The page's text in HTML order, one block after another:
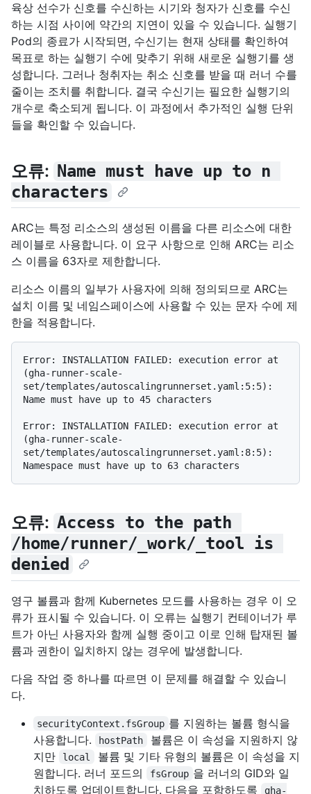
육상 선수가 신호를 수신하는 시기와 청자가 신호를 수신
하는 시점 사이에 약간의 지연이 있을 수 있습니다. 실행기
Pod의 종료가 시작되면, 수신기는 현재 상태를 확인하여
목표로 하는 실행기 수에 맞추기 위해 새로운 실행기를 생
성합니다. 그러나 청취자는 취소 신호를 받을 때 러너 수를
줄이는 조치를 취합니다. 결국 수신기는 필요한 실행기의
개수로 축소되게 됩니다. 이 과정에서 추가적인 실행 단위
들을 확인할 수 있습니다.
오류: Name must have up to n
characters
ARC는 특정 리소스의 생성된 이름을 다른 리소스에 대한
레이블로 사용합니다. 이 요구 사항으로 인해 ARC는 리소
스 이름을 63자로 제한합니다.
리소스 이름의 일부가 사용자에 의해 정의되므로 ARC는
설치 이름 및 네임스페이스에 사용할 수 있는 문자 수에 제
한을 적용합니다.
Error: INSTALLATION FAILED: execution error at
(gha-runner-scale-
set/templates/autoscalingrunnerset.yaml:5:5):
Name must have up to 45 characters
Error: INSTALLATION FAILED: execution error at
(gha-runner-scale-
set/templates/autoscalingrunnerset.yaml:8:5):
오류: Access to the path
/home/runner/_work/_tool is
denied
영구 볼륨과 함께 Kubernetes 모드를 사용하는 경우 이 오
류가 표시될 수 있습니다. 이 오류는 실행기 컨테이너가 루
트가 아닌 사용자와 함께 실행 중이고 이로 인해 탑재된 볼
륨과 권한이 일치하지 않는 경우에 발생합니다.
다음 작업 중 하나를 따르면 이 문제를 해결할 수 있습니
다.
securityContext.fsGroup 를 지원하는 볼륨 형식을
사용합니다.
hostPath
볼륨은 이 속성을 지원하지 않
지만
local
볼륨 및 기타 유형의 볼륨은 이 속성을 지
원합니다. 러너 포드의
fsGroup 을 러너의 GID와 일
치하도록 업데이트합니다. 다음을 포함하도록
gha-